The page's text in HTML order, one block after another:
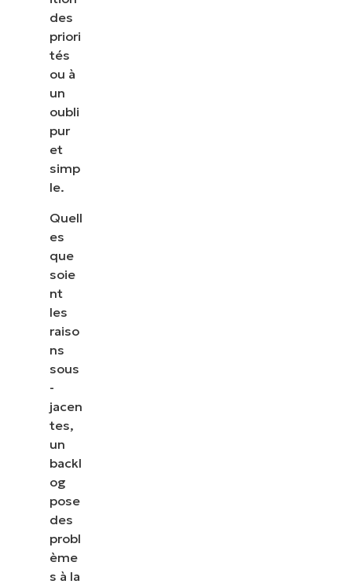
des
priori
tés
ou à
un
oubli
pur
et
simp
le.
Quell
es
que
soie
nt
les
raiso
ns
sous
-
jacen
tes,
un
backl
og
pose
des
probl
ème
s à la